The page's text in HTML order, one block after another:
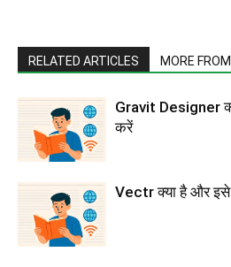
RELATED ARTICLES MORE
Gravit Designer
करें
Vectr क्या है और